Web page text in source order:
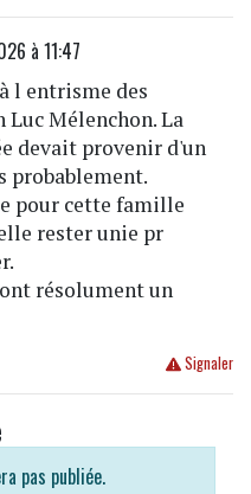
à 11:47
l entrisme des
Luc Mélenchon. La
devait provenir d'un
probablement.
pour cette famille
rester unie pr
résolument un
Signaler
pas publiée.